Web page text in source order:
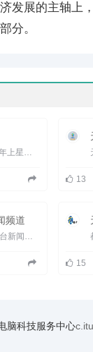
发展的主轴上
分。
13
频道
15
脑科技服务中心